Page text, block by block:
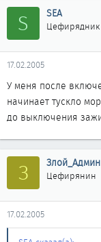
S SEA
Цефирядник
17.02.2005
У меня после
начинает тускло
до выключения
З Злой_Админ
Цефирянин
17.02.2005